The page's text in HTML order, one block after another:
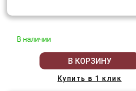
В наличии
В КОРЗИНУ
Купить в 1 клик